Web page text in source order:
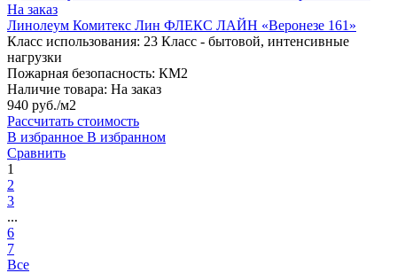
На заказ
Линолеум Комитекс Лин ФЛЕКС ЛАЙН «Веронезе 161»
Класс использования: 23 Класс - бытовой, интенсивные
нагрузки
Пожарная безопасность: КМ2
Наличие товара: На заказ
940 руб./м2
Рассчитать стоимость
В избранное В избранном
Сравнить
1
2
3
...
6
7
Все